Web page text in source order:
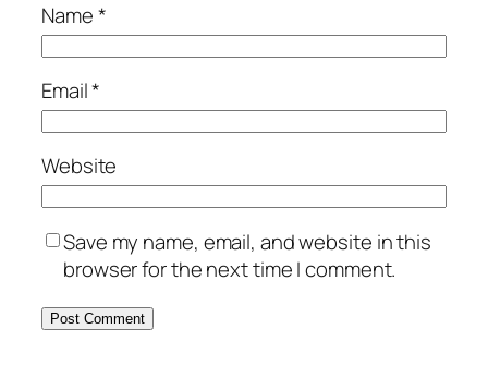
Name*
Email*
Website
Save my name, email, and website in this
browser for the next time I comment.